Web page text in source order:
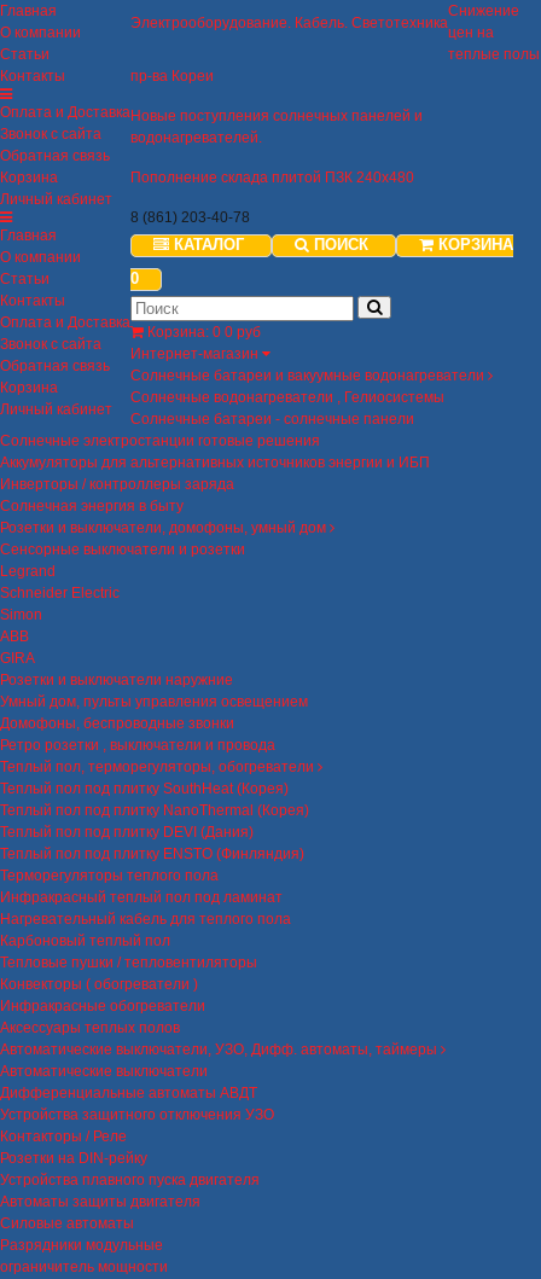
Главная
О компании
Статьи
Контакты
Оплата и Доставка
Звонок с сайта
Обратная связь
Корзина
Личный кабинет
Главная
О компании
Статьи
Контакты
Оплата и Доставка
Звонок с сайта
Обратная связь
Корзина
Личный кабинет
Электрооборудование. Кабель. Светотехника
Снижение
цен на
теплые полы
пр-ва Кореи
Новые поступления солнечных панелей и
водонагревателей.
Пополнение склада плитой ПЗК 240х480
8 (861) 203-40-78
КАТАЛОГ ПОИСК
КОРЗИНА
0
Корзина: 0 0 руб
Интернет-магазин
Солнечные батареи и вакуумные водонагреватели
Солнечные водонагреватели , Гелиосистемы
Солнечные батареи - солнечные панели
Солнечные электростанции готовые решения
Аккумуляторы для альтернативных источников энергии и ИБП
Инверторы / контроллеры заряда
Солнечная энергия в быту
Розетки и выключатели, домофоны, умный дом
Сенсорные выключатели и розетки
Legrand
Schneider Electric
Simon
ABB
GIRA
Розетки и выключатели наружние
Умный дом, пульты управления освещением
Домофоны, беспроводные звонки
Ретро розетки , выключатели и провода
Теплый пол, терморегуляторы, обогреватели
Теплый пол под плитку SouthHeat (Корея)
Теплый пол под плитку NanoThermal (Корея)
Теплый пол под плитку DEVI (Дания)
Теплый пол под плитку ENSTO (Финляндия)
Терморегуляторы теплого пола
Инфракрасный теплый пол под ламинат
Нагревательный кабель для теплого пола
Карбоновый теплый пол
Тепловые пушки / тепловентиляторы
Конвекторы ( обогреватели )
Инфракрасные обогреватели
Аксессуары теплых полов
Автоматические выключатели, УЗО, Дифф. автоматы, таймеры
Автоматические выключатели
Дифференциальные автоматы АВДТ
Устройства защитного отключения УЗО
Контакторы / Реле
Розетки на DIN-рейку
Устройства плавного пуска двигателя
Автоматы защиты двигателя
Силовые автоматы
Разрядники модульные
ограничитель мощности